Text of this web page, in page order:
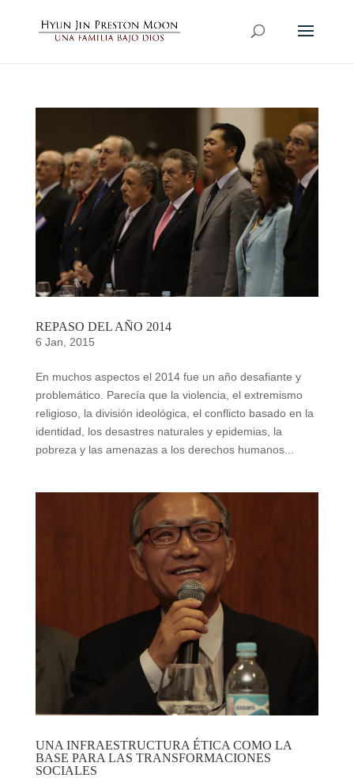
REPASO DEL AÑO 2014
6 Jan, 2015
En muchos aspectos el 2014 fue un año desafiante y
problemático. Parecía que la violencia, el extremismo
religioso, la división ideológica, el conflicto basado en la
identidad, los desastres naturales y epidemias, la
pobreza y las amenazas a los derechos humanos...
UNA INFRAESTRUCTURA ÉTICA COMO LA
BASE PARA LAS TRANSFORMACIONES
SOCIALES